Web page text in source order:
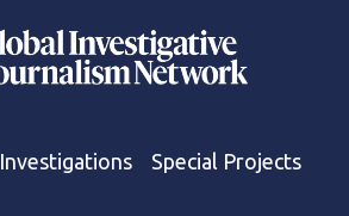
Investigations Special Projects